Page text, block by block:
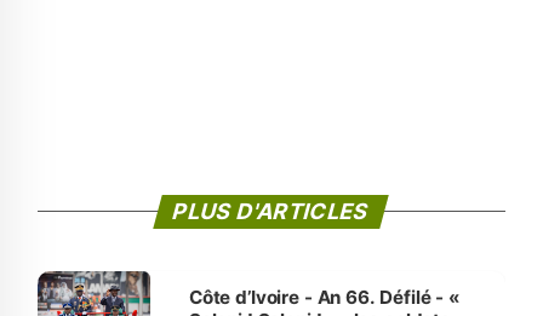
PLUS D'ARTICLES
Côte d’Ivoire - An 66. Défilé - «